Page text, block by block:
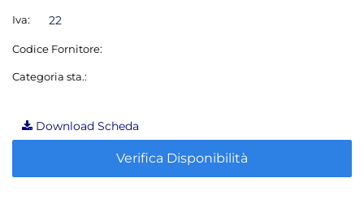
Iva: 22
Codice Fornitore:
Categoria sta.:
Download Scheda
Verifica Disponibilità